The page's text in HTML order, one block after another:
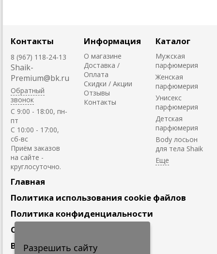
Контакты
8 (967) 118-24-13
Shaik-
Premium@bk.ru
Обратный
звонок
C 9:00 - 18:00, пн-
пт
С 10:00 - 17:00,
сб-вс
Приём заказов
на сайте -
круглосуточно.
Информация
О магазине
Доставка /
Оплата
Скидки / Акции
Отзывы
Контакты
Каталог
Мужская
парфюмерия
Женская
парфюмерия
Унисекс
парфюмерия
Детская
парфюмерия
Body лосьон
для тела Shaik
Главная
Политика использования cookie файлов
Политика конфиденциальности
Сотрудничество
Вакансии
Разрешить сайту